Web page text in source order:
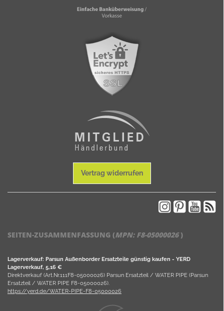
Vertrag widerrufen
SEITEN-ZUSAMMENFASSUNG (MPN: F8-05000026)
Lagerverkauf: Parsun Außenborder Ersatzteile günstig kaufen - YERD
Lagerverkauf, 5,16 €
Direktverkauf (Art.Nr.111F8-05000026) Parsun Ersatzteil / WATER PIPE (Parsun
Ersatzteil / WATER PIPE F8-05000026).
https://yerd.de/WATER-PIPE-F8-05000026